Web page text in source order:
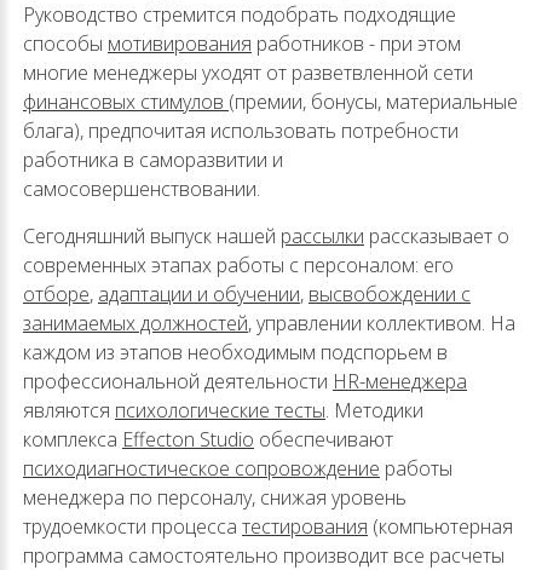
Руководство стремится подобрать подходящие
способы мотивирования работников - при этом
многие менеджеры уходят от разветвленной сети
финансовых стимулов (премии, бонусы, материальные
блага), предпочитая использовать потребности
работника в саморазвитии и
самосовершенствовании.
Сегодняшний выпуск нашей рассылки рассказывает о
современных этапах работы с персоналом: его
отборе, адаптации и обучении, высвобождении с
занимаемых должностей, управлении коллективом. На
каждом из этапов необходимым подспорьем в
профессиональной деятельности HR-менеджера
являются психологические тесты. Методики
комплекса Effecton Studio обеспечивают
психодиагностическое сопровождение работы
менеджера по персоналу, снижая уровень
трудоемкости процесса тестирования (компьютерная
программа самостоятельно производит все расчеты